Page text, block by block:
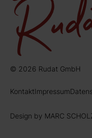
© 2026 Rudat GmbH
KontaktImpressum
Design by MARC